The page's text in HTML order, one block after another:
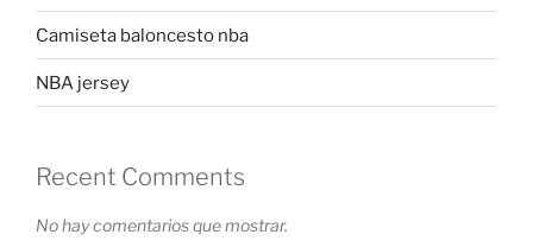
Camiseta baloncesto nba
NBA jersey
Recent Comments
No hay comentarios que mostrar.